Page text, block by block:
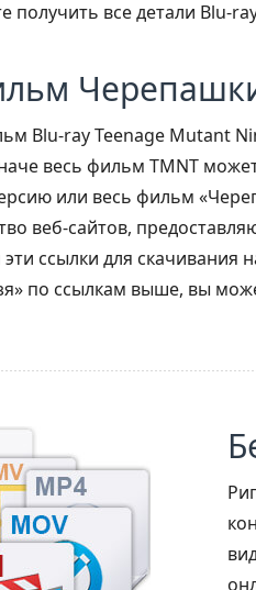
получить все детали
Blu-ray Teenage Mutant
весь фильм TMNT
или весь фильм
веб-сайтов,
ссылки для
по ссылкам выше, вы